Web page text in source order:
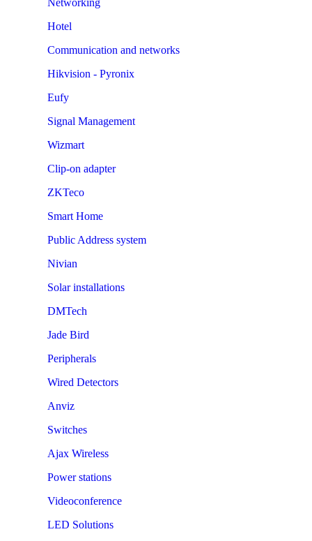
Hotel
Communication and networks
Hikvision - Pyronix
Eufy
Signal Management
Wizmart
Clip-on adapter
ZKTeco
Smart Home
Public Address system
Nivian
Solar installations
DMTech
Jade Bird
Peripherals
Wired Detectors
Anviz
Switches
Ajax Wireless
Power stations
Videoconference
LED Solutions